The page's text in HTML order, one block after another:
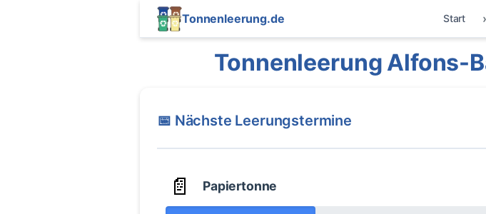
Tonnenleerung.de Start
Tonnenleerung Alfons-
📅 Nächste Leerungstermine
📄 Papiertonne